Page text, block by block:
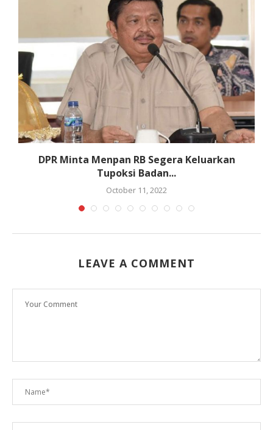
DPR Minta Menpan RB Segera Keluarkan
Tupoksi Badan...
October 11, 2022
LEAVE A COMMENT